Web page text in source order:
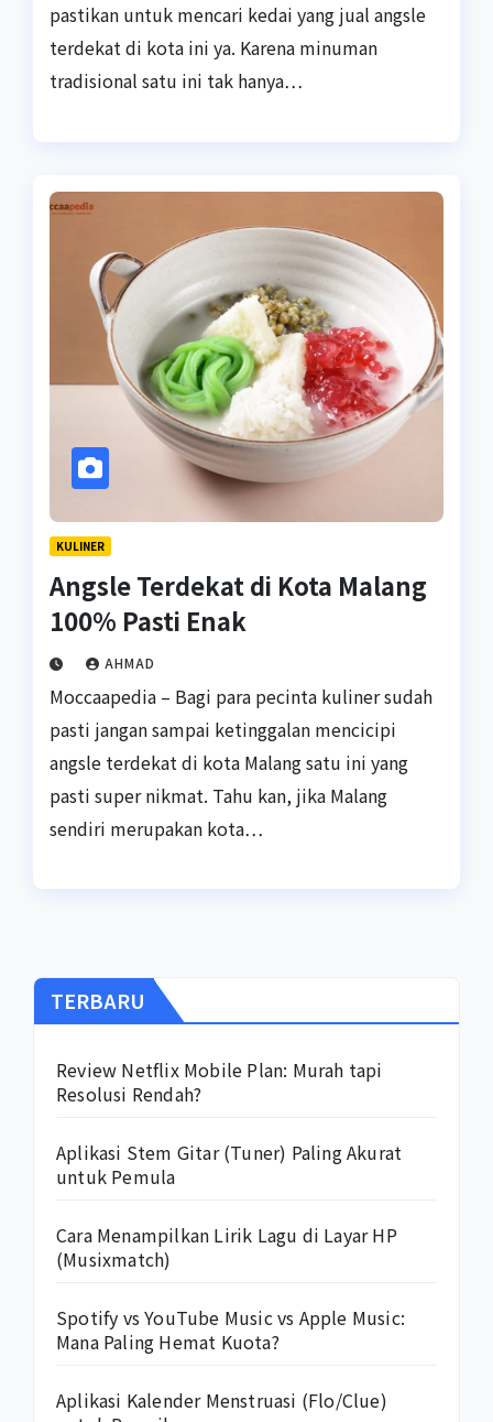
pastikan untuk mencari kedai yang jual angsle
terdekat di kota ini ya. Karena minuman
tradisional satu ini tak hanya…
KULINER
Angsle Terdekat di Kota Malang
100% Pasti Enak
AHMAD
Moccaapedia – Bagi para pecinta kuliner sudah
pasti jangan sampai ketinggalan mencicipi
angsle terdekat di kota Malang satu ini yang
pasti super nikmat. Tahu kan, jika Malang
sendiri merupakan kota…
TERBARU
Review Netflix Mobile Plan: Murah tapi
Resolusi Rendah?
Aplikasi Stem Gitar (Tuner) Paling Akurat
untuk Pemula
Cara Menampilkan Lirik Lagu di Layar HP
(Musixmatch)
Spotify vs YouTube Music vs Apple Music:
Mana Paling Hemat Kuota?
Aplikasi Kalender Menstruasi (Flo/Clue)